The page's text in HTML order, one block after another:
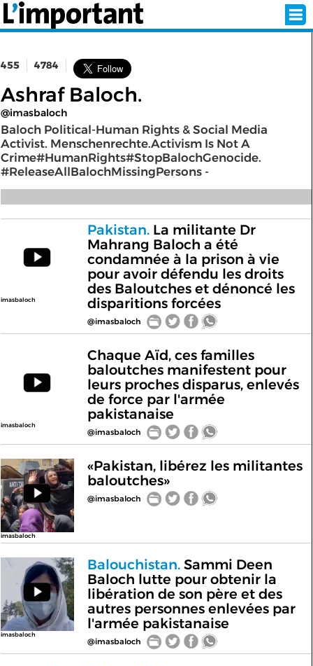
SÉLECTION DE L'ÉTÉ
SUR L'ÉCRAN D'ACCUEIL
ABONNEZ-VOUS À LA NEWSLETTER!
< RETOUR À L'ACCUEIL
455 4784
Ashraf Baloch.
@imasbaloch
Baloch Political-Human Rights & Social Media
Activist. Menschenrechte.Activism Is Not A
Crime#HumanRights#StopBalochGenocide.
#ReleaseAllBalochMissingPersons -
imasbaloch
Pakistan.La militante Dr
Mahrang Baloch a été
condamnée à la prison à vie
pour avoir défendu les droits
des Baloutches et dénoncé les
disparitions forcées
@imasbaloch
imasbaloch
Chaque Aïd, ces familles
baloutches manifestent pour
leurs proches disparus, enlevés
de force par l'armée
pakistanaise
@imasbaloch
imasbaloch
«Pakistan, libérez les militantes
baloutches»
@imasbaloch
imasbaloch
Balouchistan.Sammi Deen
Baloch lutte pour obtenir la
libération de son père et des
autres personnes enlevées par
l'armée pakistanaise
@imasbaloch